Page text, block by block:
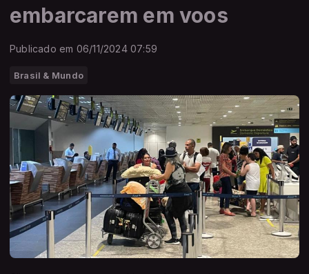
embarcarem em voos
Publicado em 06/11/2024 07:59
Brasil & Mundo